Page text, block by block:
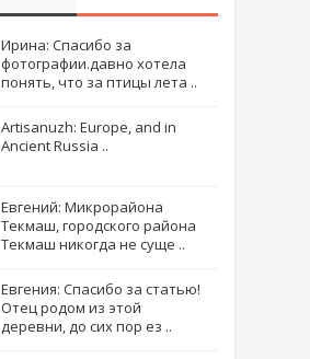
Ирина: Спасибо за
фотографии.давно хотела
понять, что за птицы лета ..
Artisanuzh: Europe, and in
Ancient Russia ..
Евгений: Микрорайона
Текмаш, городского района
Текмаш никогда не суще ..
Евгения: Спасибо за статью!
Отец родом из этой
деревни, до сих пор ез ..